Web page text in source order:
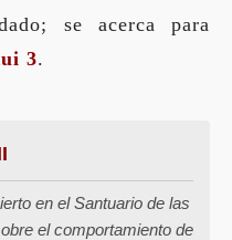
se acerca para
3.
en el Santuario de las
el comportamiento de